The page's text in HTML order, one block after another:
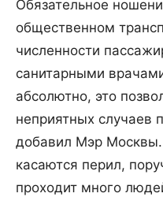
Обязательное
общественном
численности
санитарными
абсолютно, это
неприятных случаев
добавил Мэр
касаются перил,
проходит много